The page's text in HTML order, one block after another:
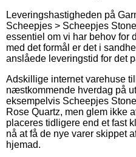
Leveringshastigheden på
Scheepjes > Scheepjes
essentiel om vi har behov for
med det formål er det i
anslåede leveringstid for det
Adskillige internet varehuse
næstkommende hverdag på
eksempelvis Scheepjes
Rose Quartz, men glem ikke
placeres tidligere end et fast
nå at få de nye varer skippet
hjemad.